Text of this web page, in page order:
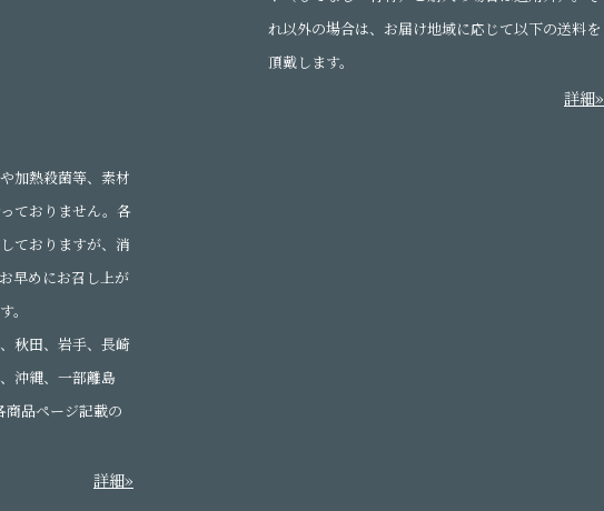
れ以外の場合は、お届け地域に応じて以下の送料を
頂戴します。
詳細»
加熱殺菌等、素材
ておりません。各
ておりますが、消
早めにお召し上が
。
秋田、岩手、長崎
沖縄、一部離島
商品ページ記載の
詳細»